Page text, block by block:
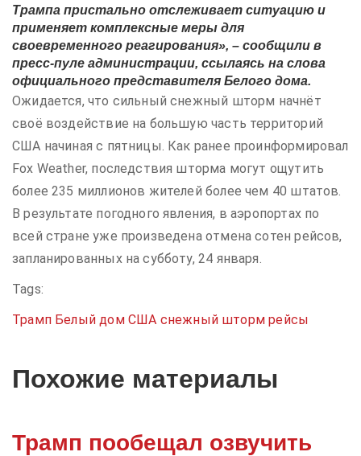
Трампа пристально отслеживает ситуацию и
применяет комплексные меры для
своевременного реагирования», – сообщили в
пресс-пуле администрации, ссылаясь на слова
официального представителя Белого дома.
Ожидается, что сильный снежный шторм начнёт
своё воздействие на большую часть территорий
США начиная с пятницы. Как ранее проинформировал
Fox Weather, последствия шторма могут ощутить
более 235 миллионов жителей более чем 40 штатов.
В результате погодного явления, в аэропортах по
всей стране уже произведена отмена сотен рейсов,
запланированных на субботу, 24 января.
Tags:
Трамп Белый дом США снежный штормрейсы
Похожие материалы
Трамп пообещал озвучить